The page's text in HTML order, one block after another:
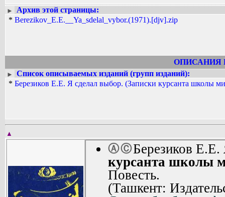
Первым литературным
работниках милиции, она вышла в г.
привел писателя к глубокому
►
Архив этой страницы:
* Berezikov_E.E.__Ya_sdelal_vybor.(1971).[djv].zip
ОПИСАНИЯ
►
Список описываемых изданий (групп изданий):
* Березиков Е.Е. Я сделал выбор. (Записки курсанта школы
▲
ⒶⒸБерезиков Е.Е.
курсанта школы
Повесть.
(Ташкент: